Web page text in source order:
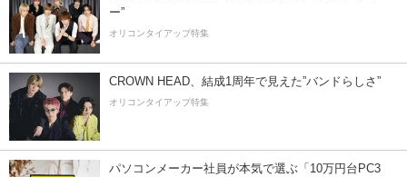
ー”
オリコンタイアップ特集
CROWN HEAD、結成1周年で見えた”バンドらしさ”
オリコンタイアップ特集
パソコンメーカー社員が本気で選ぶ「10万円台PC3